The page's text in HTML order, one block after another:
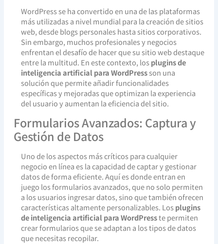
WordPress se ha convertido en una de las plataformas
más utilizadas a nivel mundial para la creación de sitios
web, desde blogs personales hasta sitios corporativos.
Sin embargo, muchos profesionales y negocios
enfrentan el desafío de hacer que su sitio web destaque
entre la multitud. En este contexto, losplugins de
inteligencia artificial para WordPressson una
solución que permite añadir funcionalidades
específicas y mejoradas que optimizan la experiencia
del usuario y aumentan la eficiencia del sitio.
Formularios Avanzados: Captura y
Gestión de Datos
Uno de los aspectos más críticos para cualquier
negocio en línea es la capacidad de captar y gestionar
datos de forma eficiente. Aquí es donde entran en
juego los formularios avanzados, que no solo permiten
a los usuarios ingresar datos, sino que también ofrecen
características altamente personalizables. Losplugins
de inteligencia artificial para WordPresste permiten
crear formularios que se adaptan a los tipos de datos
que necesitas recopilar.